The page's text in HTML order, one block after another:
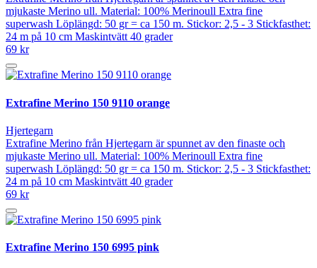
mjukaste Merino ull. Material: 100% Merinoull Extra fine
superwash Löplängd: 50 gr = ca 150 m. Stickor: 2,5 - 3 Stickfasthet:
24 m på 10 cm Maskintvätt 40 grader
69 kr
Extrafine Merino 150 9110 orange
Hjertegarn
Extrafine Merino från Hjertegarn är spunnet av den finaste och
mjukaste Merino ull. Material: 100% Merinoull Extra fine
superwash Löplängd: 50 gr = ca 150 m. Stickor: 2,5 - 3 Stickfasthet:
24 m på 10 cm Maskintvätt 40 grader
69 kr
Extrafine Merino 150 6995 pink